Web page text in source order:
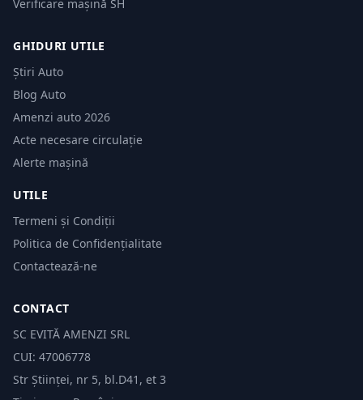
Verificare mașină SH
GHIDURI UTILE
Știri Auto
Blog Auto
Amenzi auto 2026
Acte necesare circulație
Alerte mașină
UTILE
Termeni și Condiții
Politica de Confidențialitate
Contactează-ne
CONTACT
SC EVITĂ AMENZI SRL
CUI: 47006778
Str Științei, nr 5, bl.D41, et 3